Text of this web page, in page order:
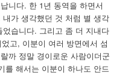
니다. 한 1년 동역을 하면서
가 생각했던 것 처럼 별 생각
습니다. 그리고 좀 더 지내다
고, 이분이 여러 방면에서 섬
까 정말 경이로운 사람이더군
를 해서는 이분이 하나도 안드